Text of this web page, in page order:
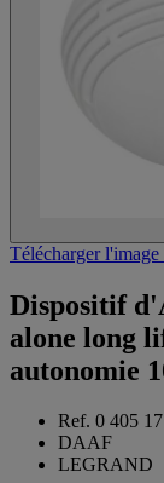
Télécharger
Dispositif
alone long
autonomie
Ref. 0 405 17
DAAF
LEGRAND